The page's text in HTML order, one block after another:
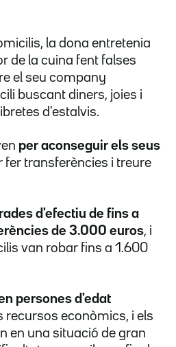
la dona entretenia
de la cuina fent falses
el seu company
buscant diners, joies i
d'estalvis.
per aconseguir els seus
fer transferències i treure
d'efectiu de fins a
de 3.000 euros, i
van robar fins a 1.600
persones d'edat
recursos econòmics, i els
en una situació de gran